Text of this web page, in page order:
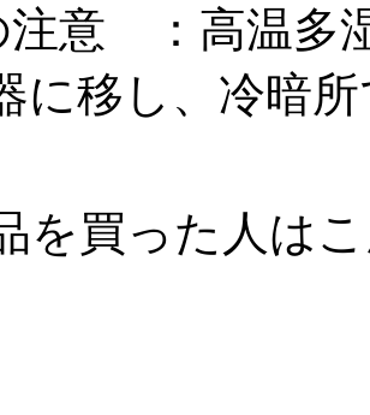
注意 ：高温多
に移し、冷暗
を買った人は